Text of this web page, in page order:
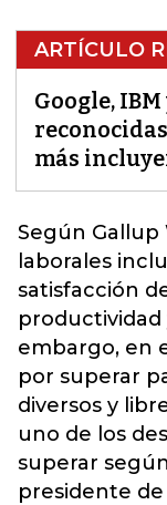
ARTÍCULO
Google,
más
Según Gallup
laborales
satisfacción
productividad
embargo, en
por superar
diversos y
uno de los
superar
presidente